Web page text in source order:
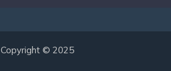
Copyright © 2025